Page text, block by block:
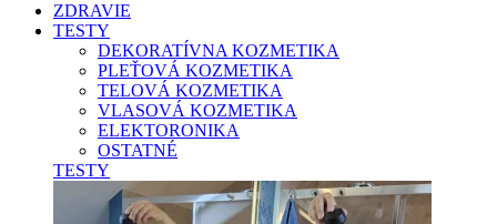
ZDRAVIE
TESTY
DEKORATÍVNA KOZMETIKA
PLEŤOVÁ KOZMETIKA
TELOVÁ KOZMETIKA
VLASOVÁ KOZMETIKA
ELEKTORONIKA
OSTATNÉ
TESTY